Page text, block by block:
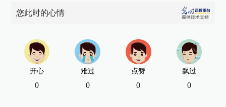
您此时的心情
开心
0
难过
0
点赞
0
飘过
0